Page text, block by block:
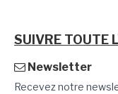
SUIVRE TOUTE
Newsletter
Recevez notre